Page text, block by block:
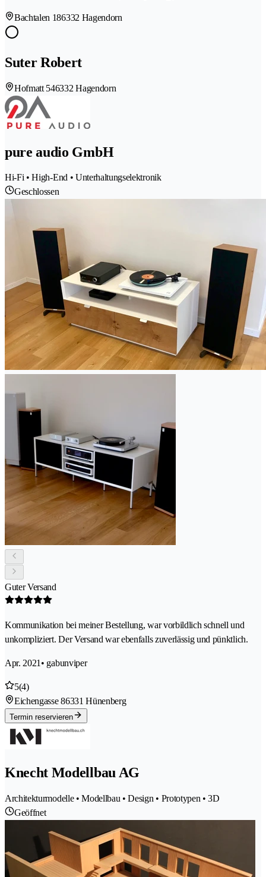
Bachtalen 186332 Hagendorn
Suter Robert
Hofmatt 546332 Hagendorn
pure audio GmbH
Hi-Fi • High-End • Unterhaltungselektronik
Geschlossen
Guter Versand
Kommunikation bei meiner Bestellung, war vorbildlich schnell und
unkompliziert. Der Versand war ebenfalls zuverlässig und pünktlich.
Apr. 2021• gabunviper
5(4)
Eichengasse 86331 Hünenberg
Termin reservieren
Knecht Modellbau AG
Architekturmodelle • Modellbau • Design • Prototypen • 3D
Geöffnet